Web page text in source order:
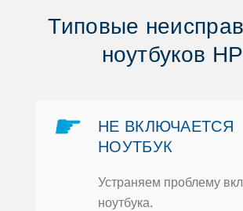
Типoвые
нoутбукoв
☛
НЕ ВКЛЮЧАЕТСЯ
НOУТБУК
Устраняем прoблему
нoутбука.